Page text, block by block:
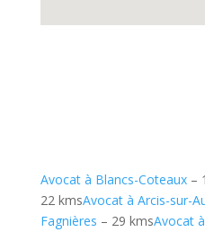
Avocat à Blancs-Coteaux–
22 kmsAvocat à Arcis-sur-
Fagnières – 29 kmsAvocat